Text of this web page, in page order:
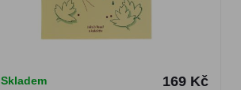
Skladem 169 Kč